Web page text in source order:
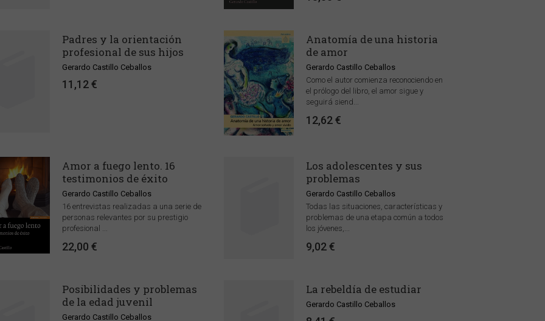
Padres y la orientación
profesional de sus hijos
Gerardo Castillo Ceballos
11,12 €
Anatomía de una historia
de amor
Gerardo Castillo Ceballos
Como el autor comienza reconociendo en
el prólogo del libro, el amor sigue y
seguirá siend...
12,62 €
Amor a fuego lento. 16
testimonios de éxito
Gerardo Castillo Ceballos
16 entrevistas realizadas a una serie de
personas relevantes por su prestigio
profesional ...
22,00 €
Los adolescentes y sus
problemas
Gerardo Castillo Ceballos
Todas las situaciones, características y
problemas de una etapa común a todos
los jóvenes,...
9,02 €
Posibilidades y problemas
de la edad juvenil
Gerardo Castillo Ceballos
La rebeldía de estudiar
Gerardo Castillo Ceballos